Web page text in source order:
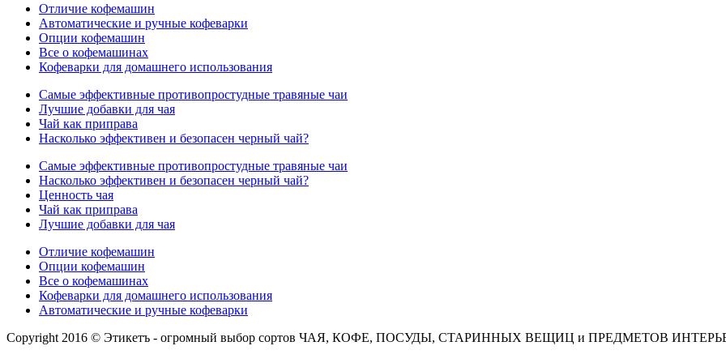
Отличие кофемашин
Автоматические и ручные кофеварки
Опции кофемашин
Все о кофемашинах
Кофеварки для домашнего использования
Самые эффективные противопростудные травяные чаи
Лучшие добавки для чая
Чай как приправа
Насколько эффективен и безопасен черный чай?
Самые эффективные противопростудные травяные чаи
Насколько эффективен и безопасен черный чай?
Ценность чая
Чай как приправа
Лучшие добавки для чая
Отличие кофемашин
Опции кофемашин
Все о кофемашинах
Кофеварки для домашнего использования
Автоматические и ручные кофеварки
Copyright 2016 © Этикетъ - огромный выбор сортов ЧАЯ, КОФЕ, ПОСУДЫ, СТАРИННЫХ ВЕЩИЦ и ПРЕДМЕТОВ